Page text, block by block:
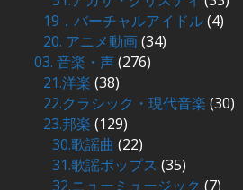
19．バーチャルアイドル(4)
20. アニメ動画(34)
03. 音楽・声(276)
21.洋楽 (38)
22.クラシック・現代音楽 (30)
23.邦楽 (129)
30.歌謡曲 (22)
31.歌謡ポップス (35)
32.ニューミュージック (7)